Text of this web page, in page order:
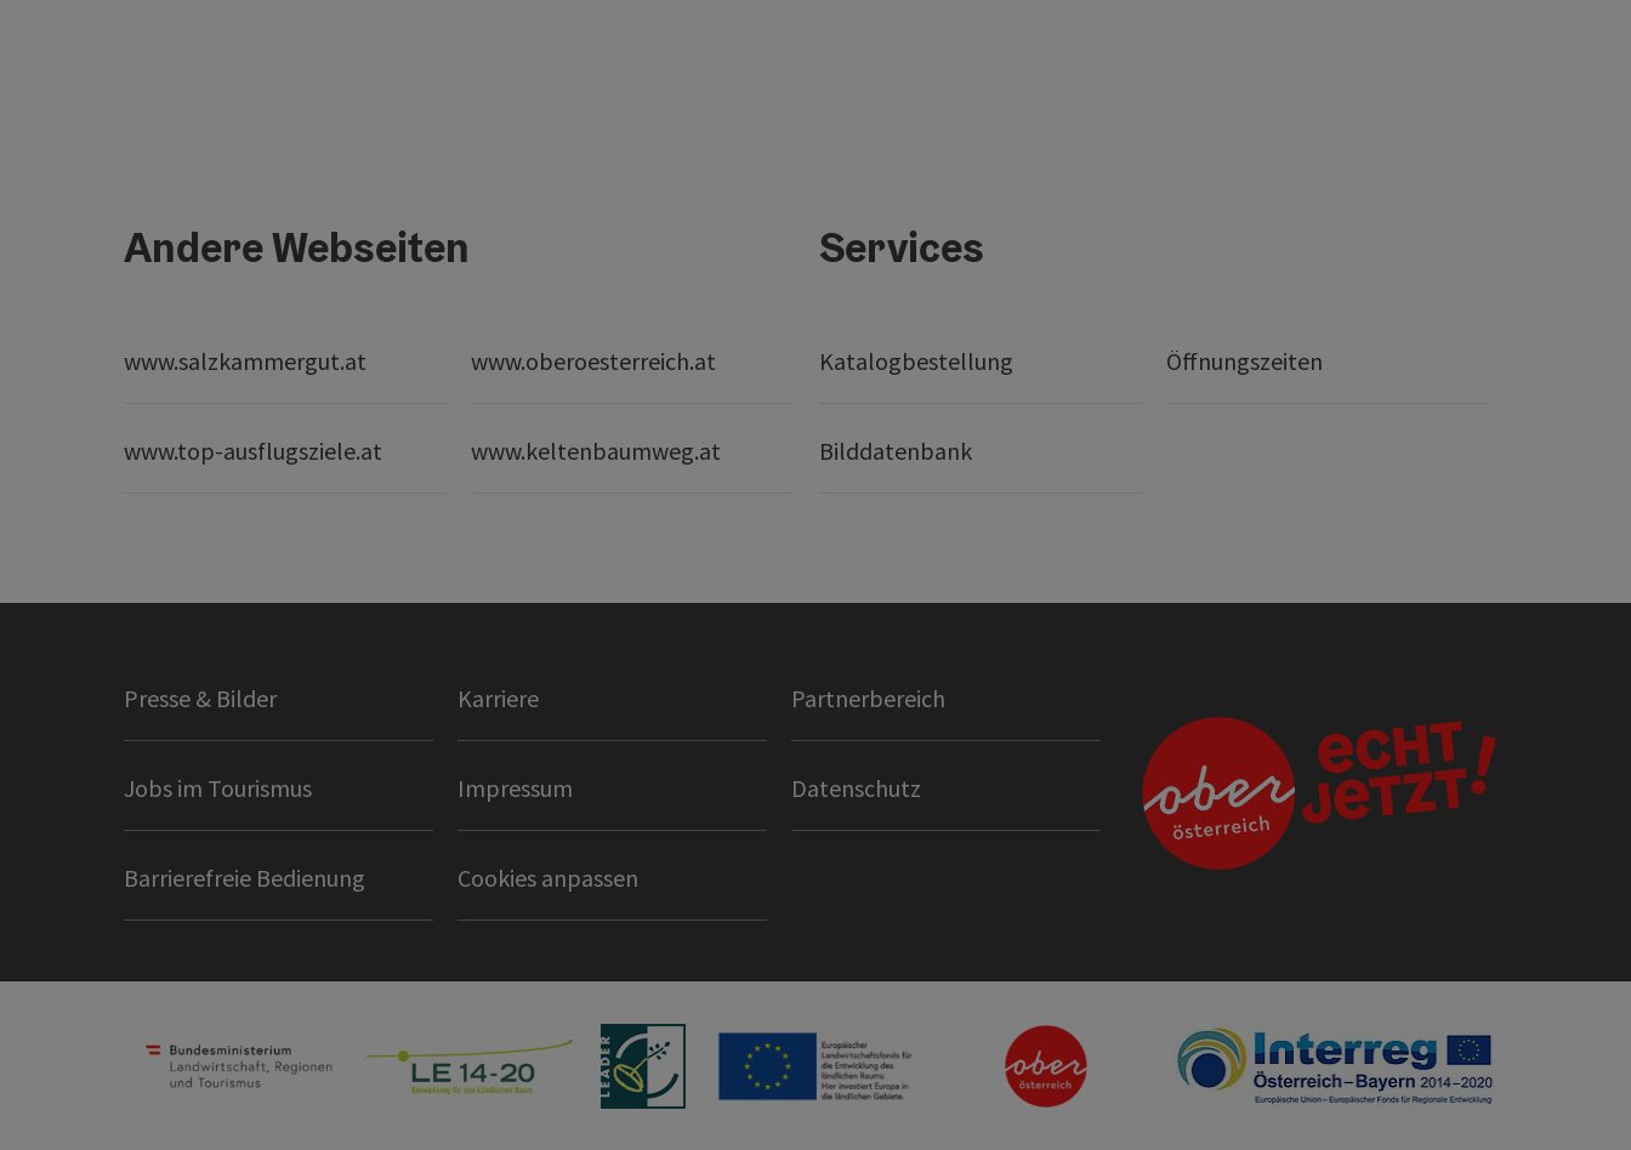
Andere Webseiten
www.salzkammergut.at www.oberoesterreich.at
www.top-ausflugsziele.at www.keltenbaumweg.at
Services
Katalogbestellung Öffnungszeiten
Bilddatenbank
Presse & Bilder Karriere Partnerbereich
Jobs im Tourismus Impressum Datenschutz
Barrierefreie Bedienung Cookies anpassen